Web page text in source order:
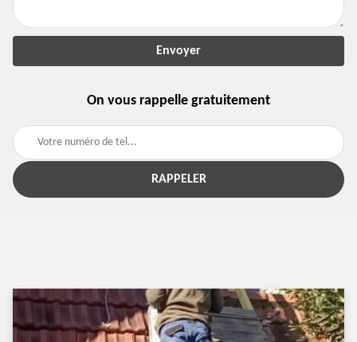
On vous rappelle gratuitement